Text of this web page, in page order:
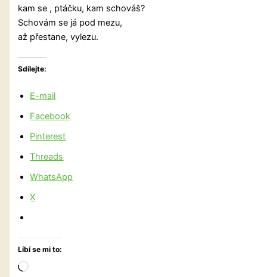
kam se , ptáčku, kam schováš?
Schovám se já pod mezu,
až přestane, vylezu.
Sdílejte:
E-mail
Facebook
Pinterest
Threads
WhatsApp
X
Líbí se mi to:
Načítání…